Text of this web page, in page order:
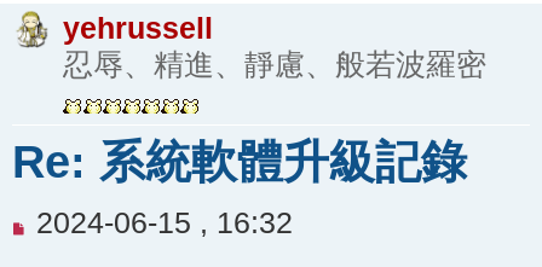
yehrussell
忍辱、精進、靜慮、般若波羅密
Re: 系統軟體升級記錄
未
2024-06-15 , 16:32